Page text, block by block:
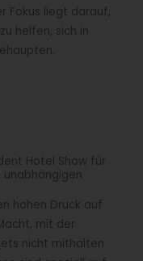
Fokus liegt darauf,
helfen, sich in
Hotel Show für
hohen Druck auf
mit der
nicht mithalten